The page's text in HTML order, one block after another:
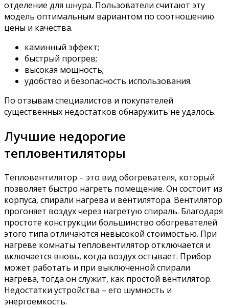
отделение для шнура. Пользователи считают эту
модель оптимальным вариантом по соотношению
цены и качества.
каминный эффект;
быстрый прогрев;
высокая мощность;
удобство и безопасность использования.
По отзывам специалистов и покупателей
существенных недостатков обнаружить не удалось.
Лучшие недорогие
тепловентиляторы
Тепловентилятор – это вид обогревателя, который
позволяет быстро нагреть помещение. Он состоит из
корпуса, спирали нагрева и вентилятора. Вентилятор
прогоняет воздух через нагретую спираль. Благодаря
простоте конструкции большинство обогревателей
этого типа отличаются невысокой стоимостью. При
нагреве комнаты тепловентилятор отключается и
включается вновь, когда воздух остывает. Прибор
может работать и при выключенной спирали
нагрева, тогда он служит, как простой вентилятор.
Недостатки устройства – его шумность и
энергоемкость.